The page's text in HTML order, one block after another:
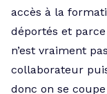
accès à la
déportés et
n’est vraiment
collaborateur
donc on se